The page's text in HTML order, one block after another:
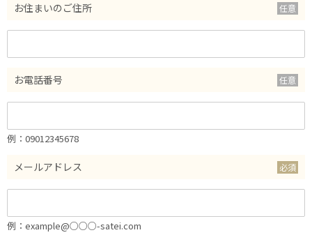
お住まいのご住所
お電話番号
例：09012345678
メールアドレス
例：example@○○○-satei.com